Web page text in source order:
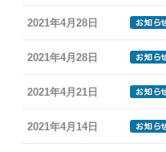
2021年4月28日
2021年4月28日
2021年4月21日
2021年4月14日